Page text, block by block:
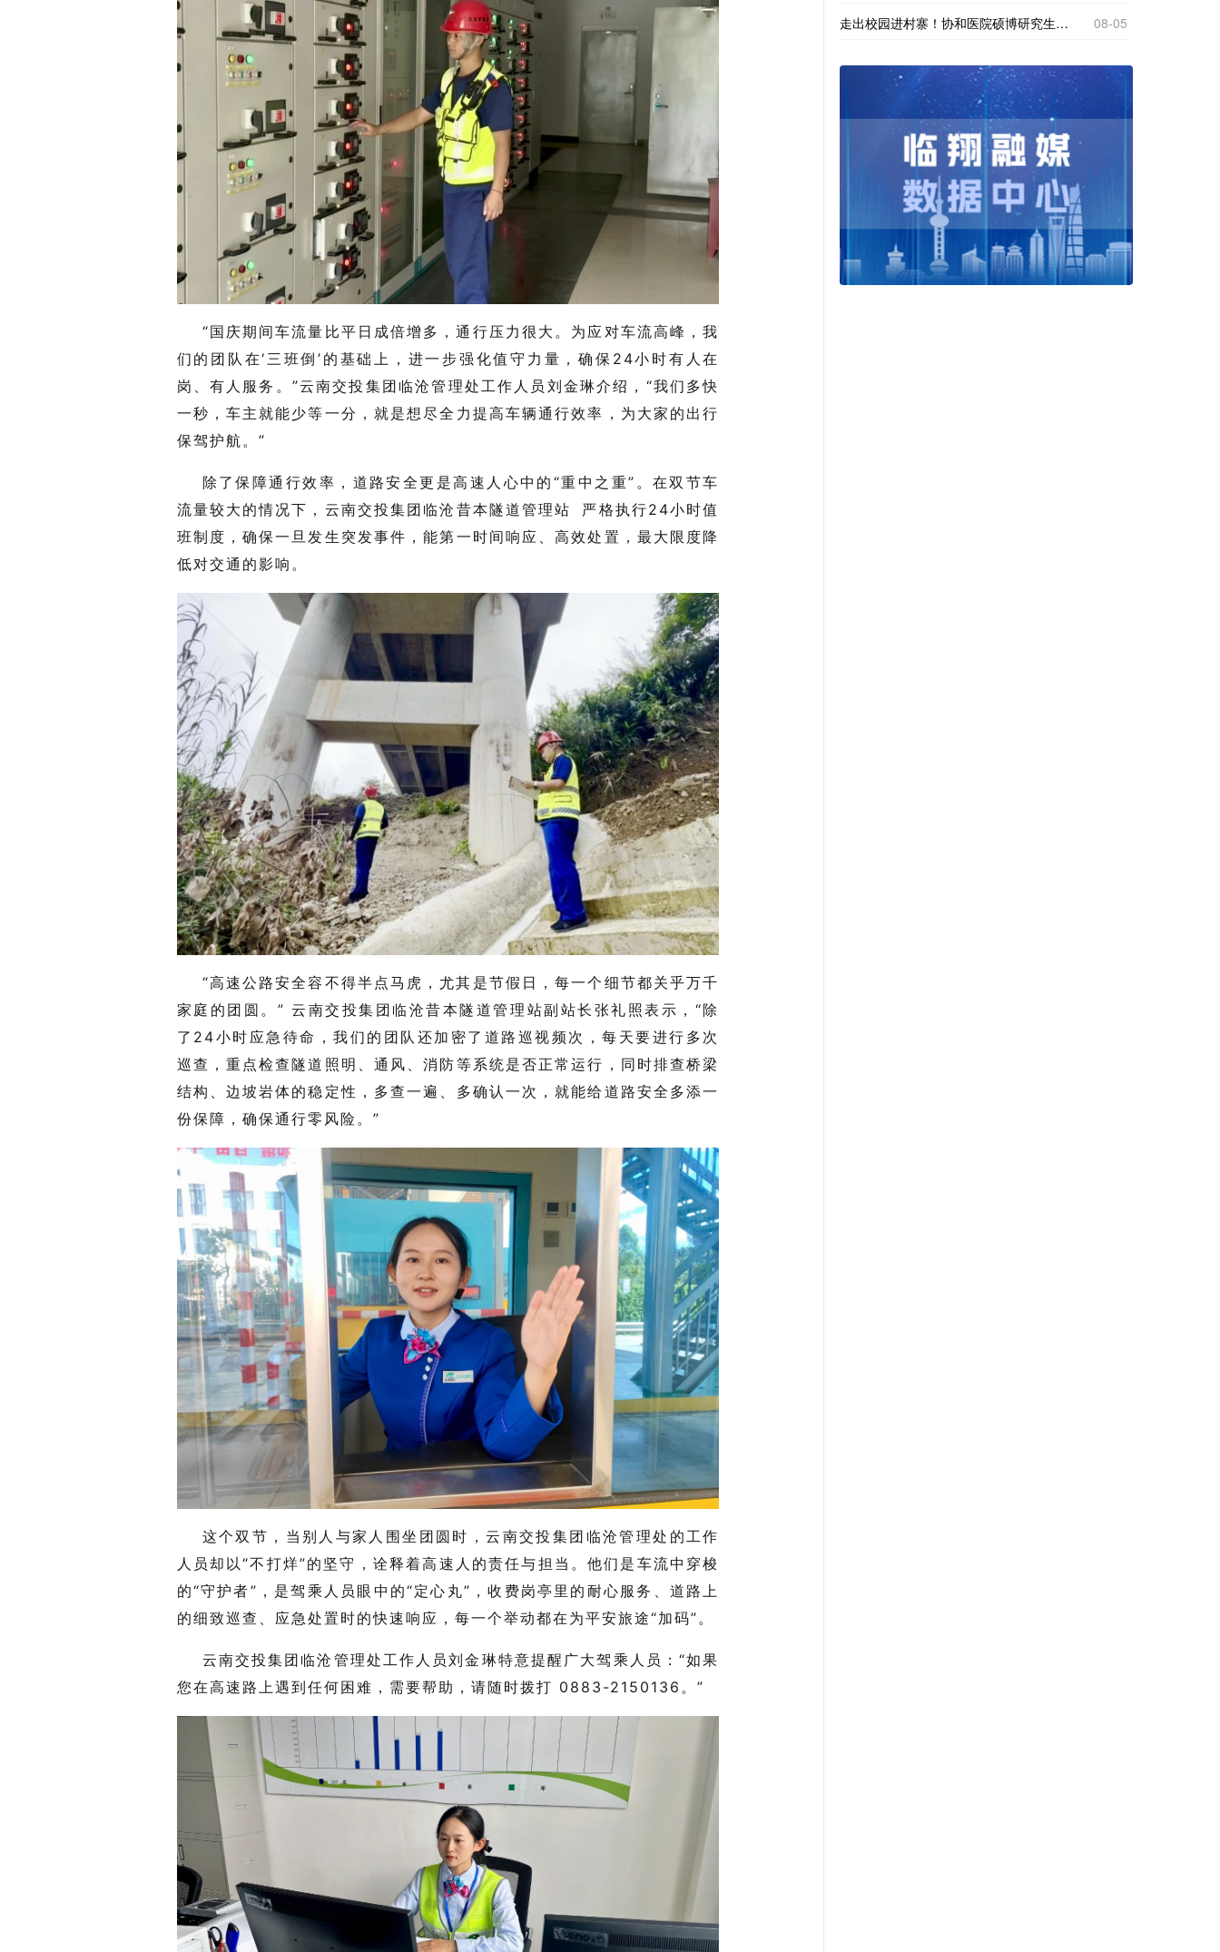
“国庆期间车流量比平日成倍增多，通行压力很大。为应对车流高峰，我
们的团队在‘三班倒’的基础上，进一步强化值守力量，确保24小时有人在
岗、有人服务。”云南交投集团临沧管理处工作人员刘金琳介绍，“我们多快
一秒，车主就能少等一分，就是想尽全力提高车辆通行效率，为大家的出行
保驾护航。”
除了保障通行效率，道路安全更是高速人心中的“重中之重”。在双节车
流量较大的情况下，云南交投集团临沧 昔本隧道管理站
严格执行24小时值
班制度，确保一旦发生突发事件，能第一时间响应、高效处置，最大限度降
低对交通的影响。
“高速公路安全容不得半点马虎，尤其是节假日，每一个细节都关乎万千
家庭的团圆。” 云南交投集团临沧昔本隧道管理站副站长张礼照表示，“除
了24小时应急待命，我们的团队还加密了道路巡视频次，每天要进行多次
巡查，重点检查隧道照明、通风、消防等系统是否正常运行，同时排查桥梁
结构、边坡岩体的稳定性，多查一遍、多确认一次，就能给道路安全多添一
份保障，确保通行零风险。”
这个双节，当别人与家人围坐团圆时，云南交投集团临沧管理处的工作
人员却以“不打烊”的坚守，诠释着高速人的责任与担当。他们是车流中穿梭
的“守护者”，是驾乘人员眼中的“定心丸”，收费岗亭里的耐心服务、道路上
的细致巡查、应急处置时的快速响应，每一个举动都在为平安旅途“加码”。
云南交投集团临沧管理处工作人员刘金琳特意提醒广大驾乘人员：“如果
您在高速路上遇到任何困难，需要帮助，请随时拨打 0883-2150136。”
走出校园进村寨！协和医院硕博研究生到南美乡探寻基层医疗“真问题”
08-05